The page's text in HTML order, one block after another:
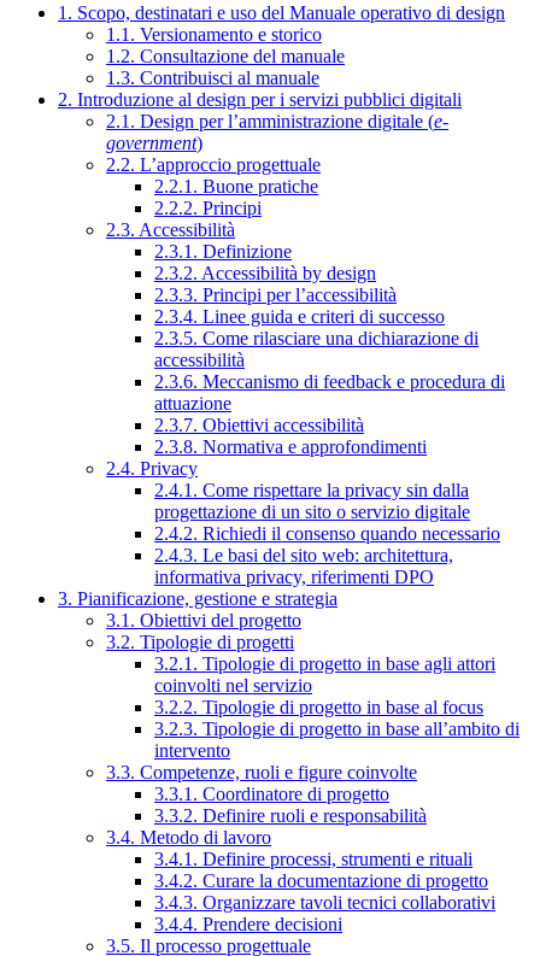
1. Scopo, destinatari e uso del Manuale operativo di design
1.1. Versionamento e storico
1.2. Consultazione del manuale
1.3. Contribuisci al manuale
2. Introduzione al design per i servizi pubblici digitali
2.1. Design per l’amministrazione digitale (e-
government)
2.2. L’approccio progettuale
2.2.1. Buone pratiche
2.2.2. Principi
2.3. Accessibilità
2.3.1. Definizione
2.3.2. Accessibilità by design
2.3.3. Principi per l’accessibilità
2.3.4. Linee guida e criteri di successo
2.3.5. Come rilasciare una dichiarazione di
accessibilità
2.3.6. Meccanismo di feedback e procedura di
attuazione
2.3.7. Obiettivi accessibilità
2.3.8. Normativa e approfondimenti
2.4. Privacy
2.4.1. Come rispettare la privacy sin dalla
progettazione di un sito o servizio digitale
2.4.2. Richiedi il consenso quando necessario
2.4.3. Le basi del sito web: architettura,
informativa privacy, riferimenti DPO
3. Pianificazione, gestione e strategia
3.1. Obiettivi del progetto
3.2. Tipologie di progetti
3.2.1. Tipologie di progetto in base agli attori
coinvolti nel servizio
3.2.2. Tipologie di progetto in base al focus
3.2.3. Tipologie di progetto in base all’ambito di
intervento
3.3. Competenze, ruoli e figure coinvolte
3.3.1. Coordinatore di progetto
3.3.2. Definire ruoli e responsabilità
3.4. Metodo di lavoro
3.4.1. Definire processi, strumenti e rituali
3.4.2. Curare la documentazione di progetto
3.4.3. Organizzare tavoli tecnici collaborativi
3.4.4. Prendere decisioni
3.5. Il processo progettuale